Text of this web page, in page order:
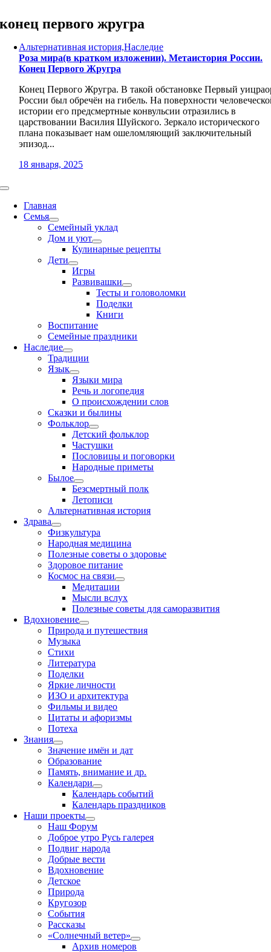
to
content
конец первого жругра
Альтернативная история,Наследие
Роза мира(в кратком изложении). Метаистория России.
Конец Первого Жругра
Конец Первого Жругра. В такой обстановке Первый
России был обречён на гибель. На поверхности
истории его предсмертные конвульсии отразились в
царствовании Василия Шуйского. Зеркало исторического
плана показывает нам ошеломляющий заключительный
эпизод...
18 января, 2025
Toggle
NavigationГлавная
Семья
Семейный уклад
Дом и уют
Кулинарные рецепты
Дети
Игры
Развивашки
Тесты и головоломки
Поделки
Книги
Воспитание
Семейные праздники
Наследие
Традиции
Язык
Языки мира
Речь и логопедия
О происхождении слов
Сказки и былины
Фольклор
Детский фольклор
Частушки
Пословицы и поговорки
Народные приметы
Былое
Безсмертный полк
Летописи
Альтернативная история
Здрава
Физкультура
Народная медицина
Полезные советы о здоровье
Здоровое питание
Космос на связи
Медитации
Мысли вслух
Полезные советы для саморазвития
Вдохновение
Природа и путешествия
Музыка
Стихи
Литература
Поделки
Яркие личности
ИЗО и архитектура
Фильмы и видео
Цитаты и афоризмы
Потеха
Знания
Значение имён и дат
Образование
Память, внимание и др.
Календари
Календарь событий
Календарь праздников
Наши проекты
Наш Форум
Доброе утро Русь галерея
Подвиг народа
Добрые вести
Вдохновение
Детское
Природа
Кругозор
События
Рассказы
«Солнечный ветер»
Архив номеров